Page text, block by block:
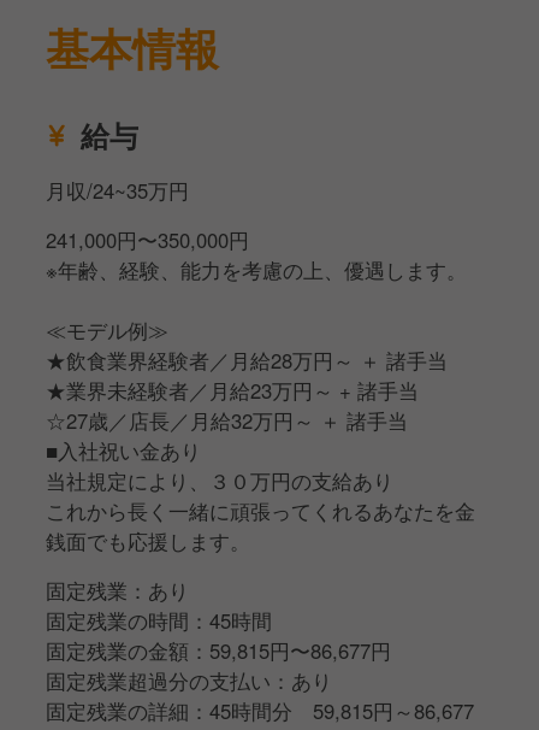
基本情報
給与
月収/24~35万円
241,000円〜350,000円
※年齢、経験、能力を考慮の上、優遇します。
≪モデル例≫
★飲食業界経験者／月給28万円～ ＋ 諸手当
★業界未経験者／月給23万円～ + 諸手当
☆27歳／店長／月給32万円～ ＋ 諸手当
■入社祝い金あり
当社規定により、３０万円の支給あり
これから長く一緒に頑張ってくれるあなたを金
銭面でも応援します。
固定残業：あり
固定残業の時間：45時間
固定残業の金額：59,815円〜86,677円
固定残業超過分の支払い：あり
固定残業の詳細：45時間分 59,815円～86,677